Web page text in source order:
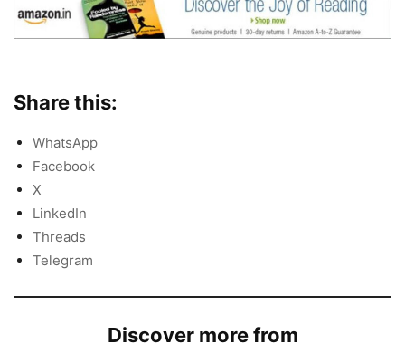
Share this:
WhatsApp
Facebook
X
LinkedIn
Threads
Telegram
Discover more from